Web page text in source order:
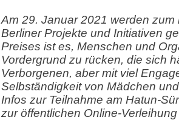
Am 29. Januar 2021 werden zum
Berliner Projekte und Initiativen
Preises ist es, Menschen und
Vordergrund zu rücken, die sich
Verborgenen, aber mit viel
Selbständigkeit von Mädchen
Infos zur Teilnahme am Hatun-
zur öffentlichen Online-